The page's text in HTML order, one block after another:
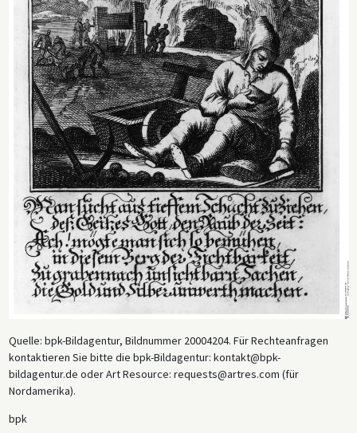
Quelle: bpk-Bildagentur, Bildnummer 20004204. Für Rechteanfragen
kontaktieren Sie bitte die bpk-Bildagentur: kontakt@bpk-
bildagentur.de oder Art Resource: requests@artres.com (für
Nordamerika).
bpk